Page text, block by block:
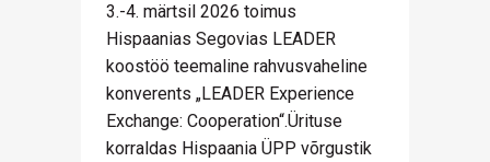
3.-4. märtsil 2026 toimus
Hispaanias Segovias LEADER
koostöö teemaline rahvusvaheline
konverents „LEADER Experience
Exchange: Cooperation“.Ürituse
korraldas Hispaania ÜPP võrgustik